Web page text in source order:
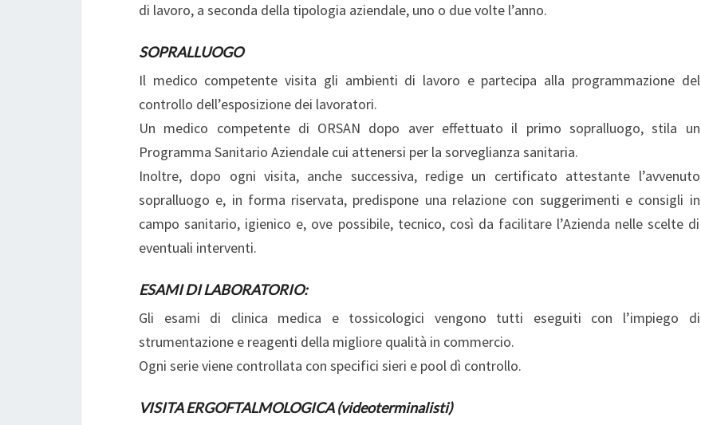
di lavoro, a seconda della tipologia aziendale, uno o due volte l’anno.
SOPRALLUOGO
Il medico competente visita gli ambienti di lavoro e partecipa alla programmazione del
controllo dell’esposizione dei lavoratori.
Un medico competente di ORSAN dopo aver effettuato il primo sopralluogo, stila un
Programma Sanitario Aziendale cui attenersi per la sorveglianza sanitaria.
Inoltre, dopo ogni visita, anche successiva, redige un certificato attestante l’avvenuto
sopralluogo e, in forma riservata, predispone una relazione con suggerimenti e consigli in
campo sanitario, igienico e, ove possibile, tecnico, così da facilitare l’Azienda nelle scelte di
eventuali interventi.
ESAMI DI LABORATORIO:
Gli esami di clinica medica e tossicologici vengono tutti eseguiti con l’impiego di
strumentazione e reagenti della migliore qualità in commercio.
Ogni serie viene controllata con specifici sieri e pool dì controllo.
VISITA ERGOFTALMOLOGICA (videoterminalisti)